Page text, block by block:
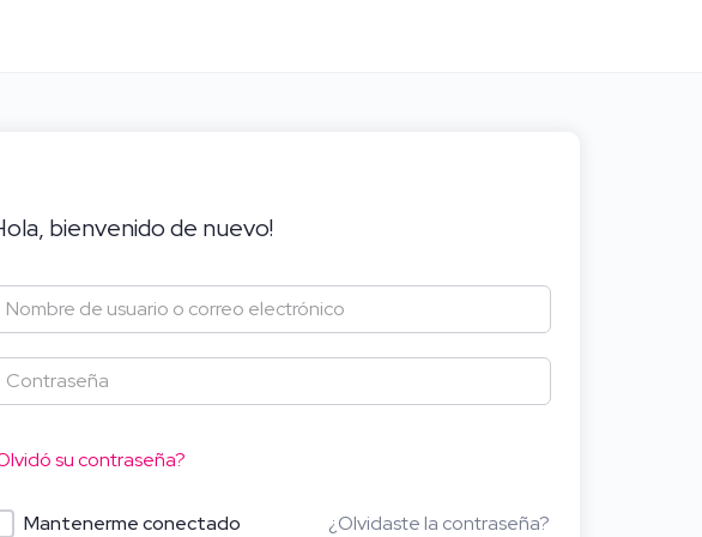
bienvenido de nuevo!
su contraseña?
Mantenerme conectado ¿Olvidaste la contraseña?